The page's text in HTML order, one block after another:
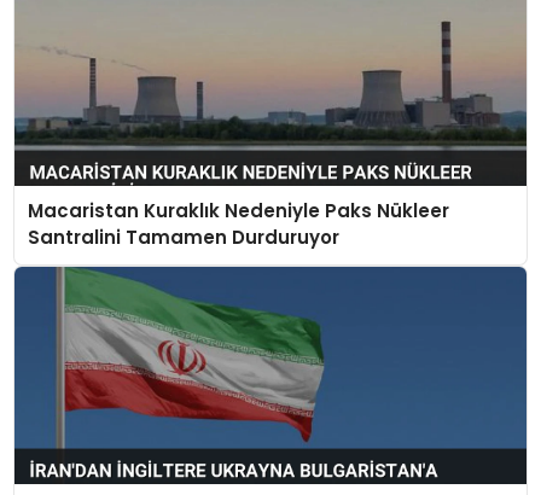
Macaristan Kuraklık Nedeniyle Paks Nükleer
Santralini Tamamen Durduruyor